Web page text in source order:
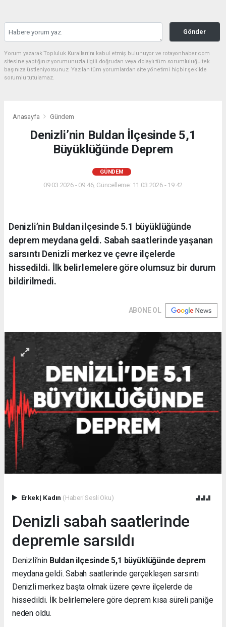
Gönder
Yorum yazarak Topluluk Kuralları’nı kabul etmiş bulunuyor ve rotayonhaber.com
sitesine yaptığınız yorumunuzla ilgili doğrudan veya dolaylı tüm sorumluluğu tek
başınıza üstleniyorsunuz. Yazılan tüm yorumlardan site yönetimi hiçbir şekilde
sorumlu tutulamaz.
Anasayfa Gündem
Denizli’nin Buldan İlçesinde 5,1
Büyüklüğünde Deprem
GÜNDEM
09.03.2026 - 09:46, Güncelleme: 11.03.2026 - 19:42
Denizli’nin Buldan ilçesinde 5.1 büyüklüğünde
deprem meydana geldi. Sabah saatlerinde yaşanan
sarsıntı Denizli merkez ve çevre ilçelerde
hissedildi. İlk belirlemelere göre olumsuz bir durum
bildirilmedi.
ABONE OL
Erkek| Kadın (Haberi Sesli Oku)
Denizli sabah saatlerinde
depremle sarsıldı
Denizli’nin Buldan ilçesinde 5,1 büyüklüğünde deprem
meydana geldi. Sabah saatlerinde gerçekleşen sarsıntı
Denizli merkez başta olmak üzere çevre ilçelerde de
hissedildi. İlk belirlemelere göre deprem kısa süreli paniğe
neden oldu.